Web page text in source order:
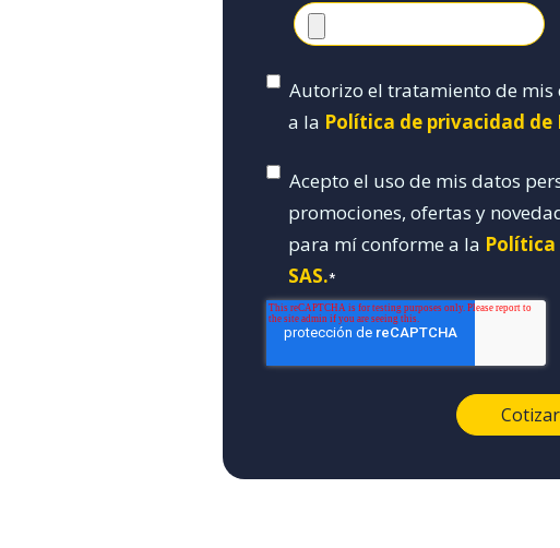
Autorizo el tratamiento de mis
a la Política de privacidad de
Acepto el uso de mis datos
promociones, ofertas y
para mí conforme a la Política
SAS.*